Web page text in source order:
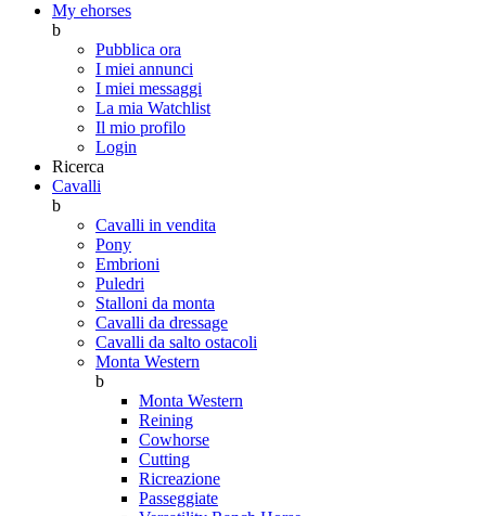
My ehorses
b
Pubblica ora
I miei annunci
I miei messaggi
La mia Watchlist
Il mio profilo
Login
Ricerca
Cavalli
b
Cavalli in vendita
Pony
Embrioni
Puledri
Stalloni da monta
Cavalli da dressage
Cavalli da salto ostacoli
Monta Western
b
Monta Western
Reining
Cowhorse
Cutting
Ricreazione
Passeggiate